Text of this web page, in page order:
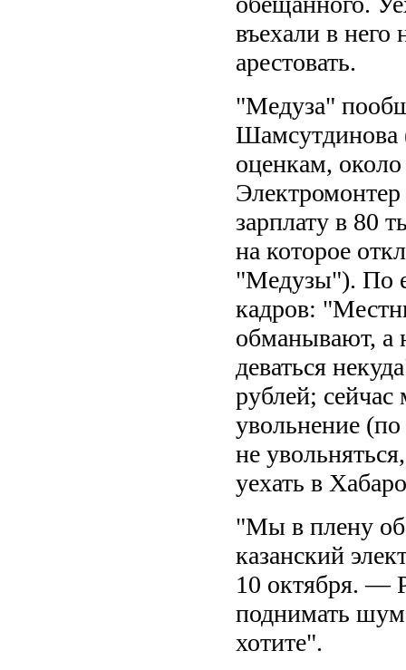
въехали в
арестовать.
"Медуза"
Шамсутдинова
оценкам,
зарплату в 80
на которое
"Медузы"). По
кадров:
обманывают, а
деваться
рублей; сейчас
увольнение
не
уехать в
"Мы в плену
казанский
10 октября. —
поднимать
хотите".